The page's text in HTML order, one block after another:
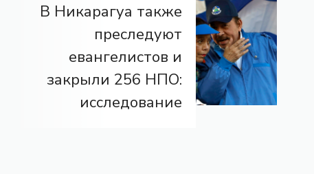
В Никарагуа также
преследуют
евангелистов и
закрыли 256 НПО:
исследование